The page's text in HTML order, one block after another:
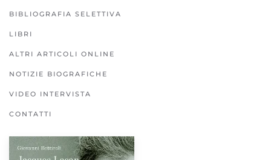
BIBLIOGRAFIA SELETTIVA
LIBRI
ALTRI ARTICOLI ONLINE
NOTIZIE BIOGRAFICHE
VIDEO INTERVISTA
CONTATTI